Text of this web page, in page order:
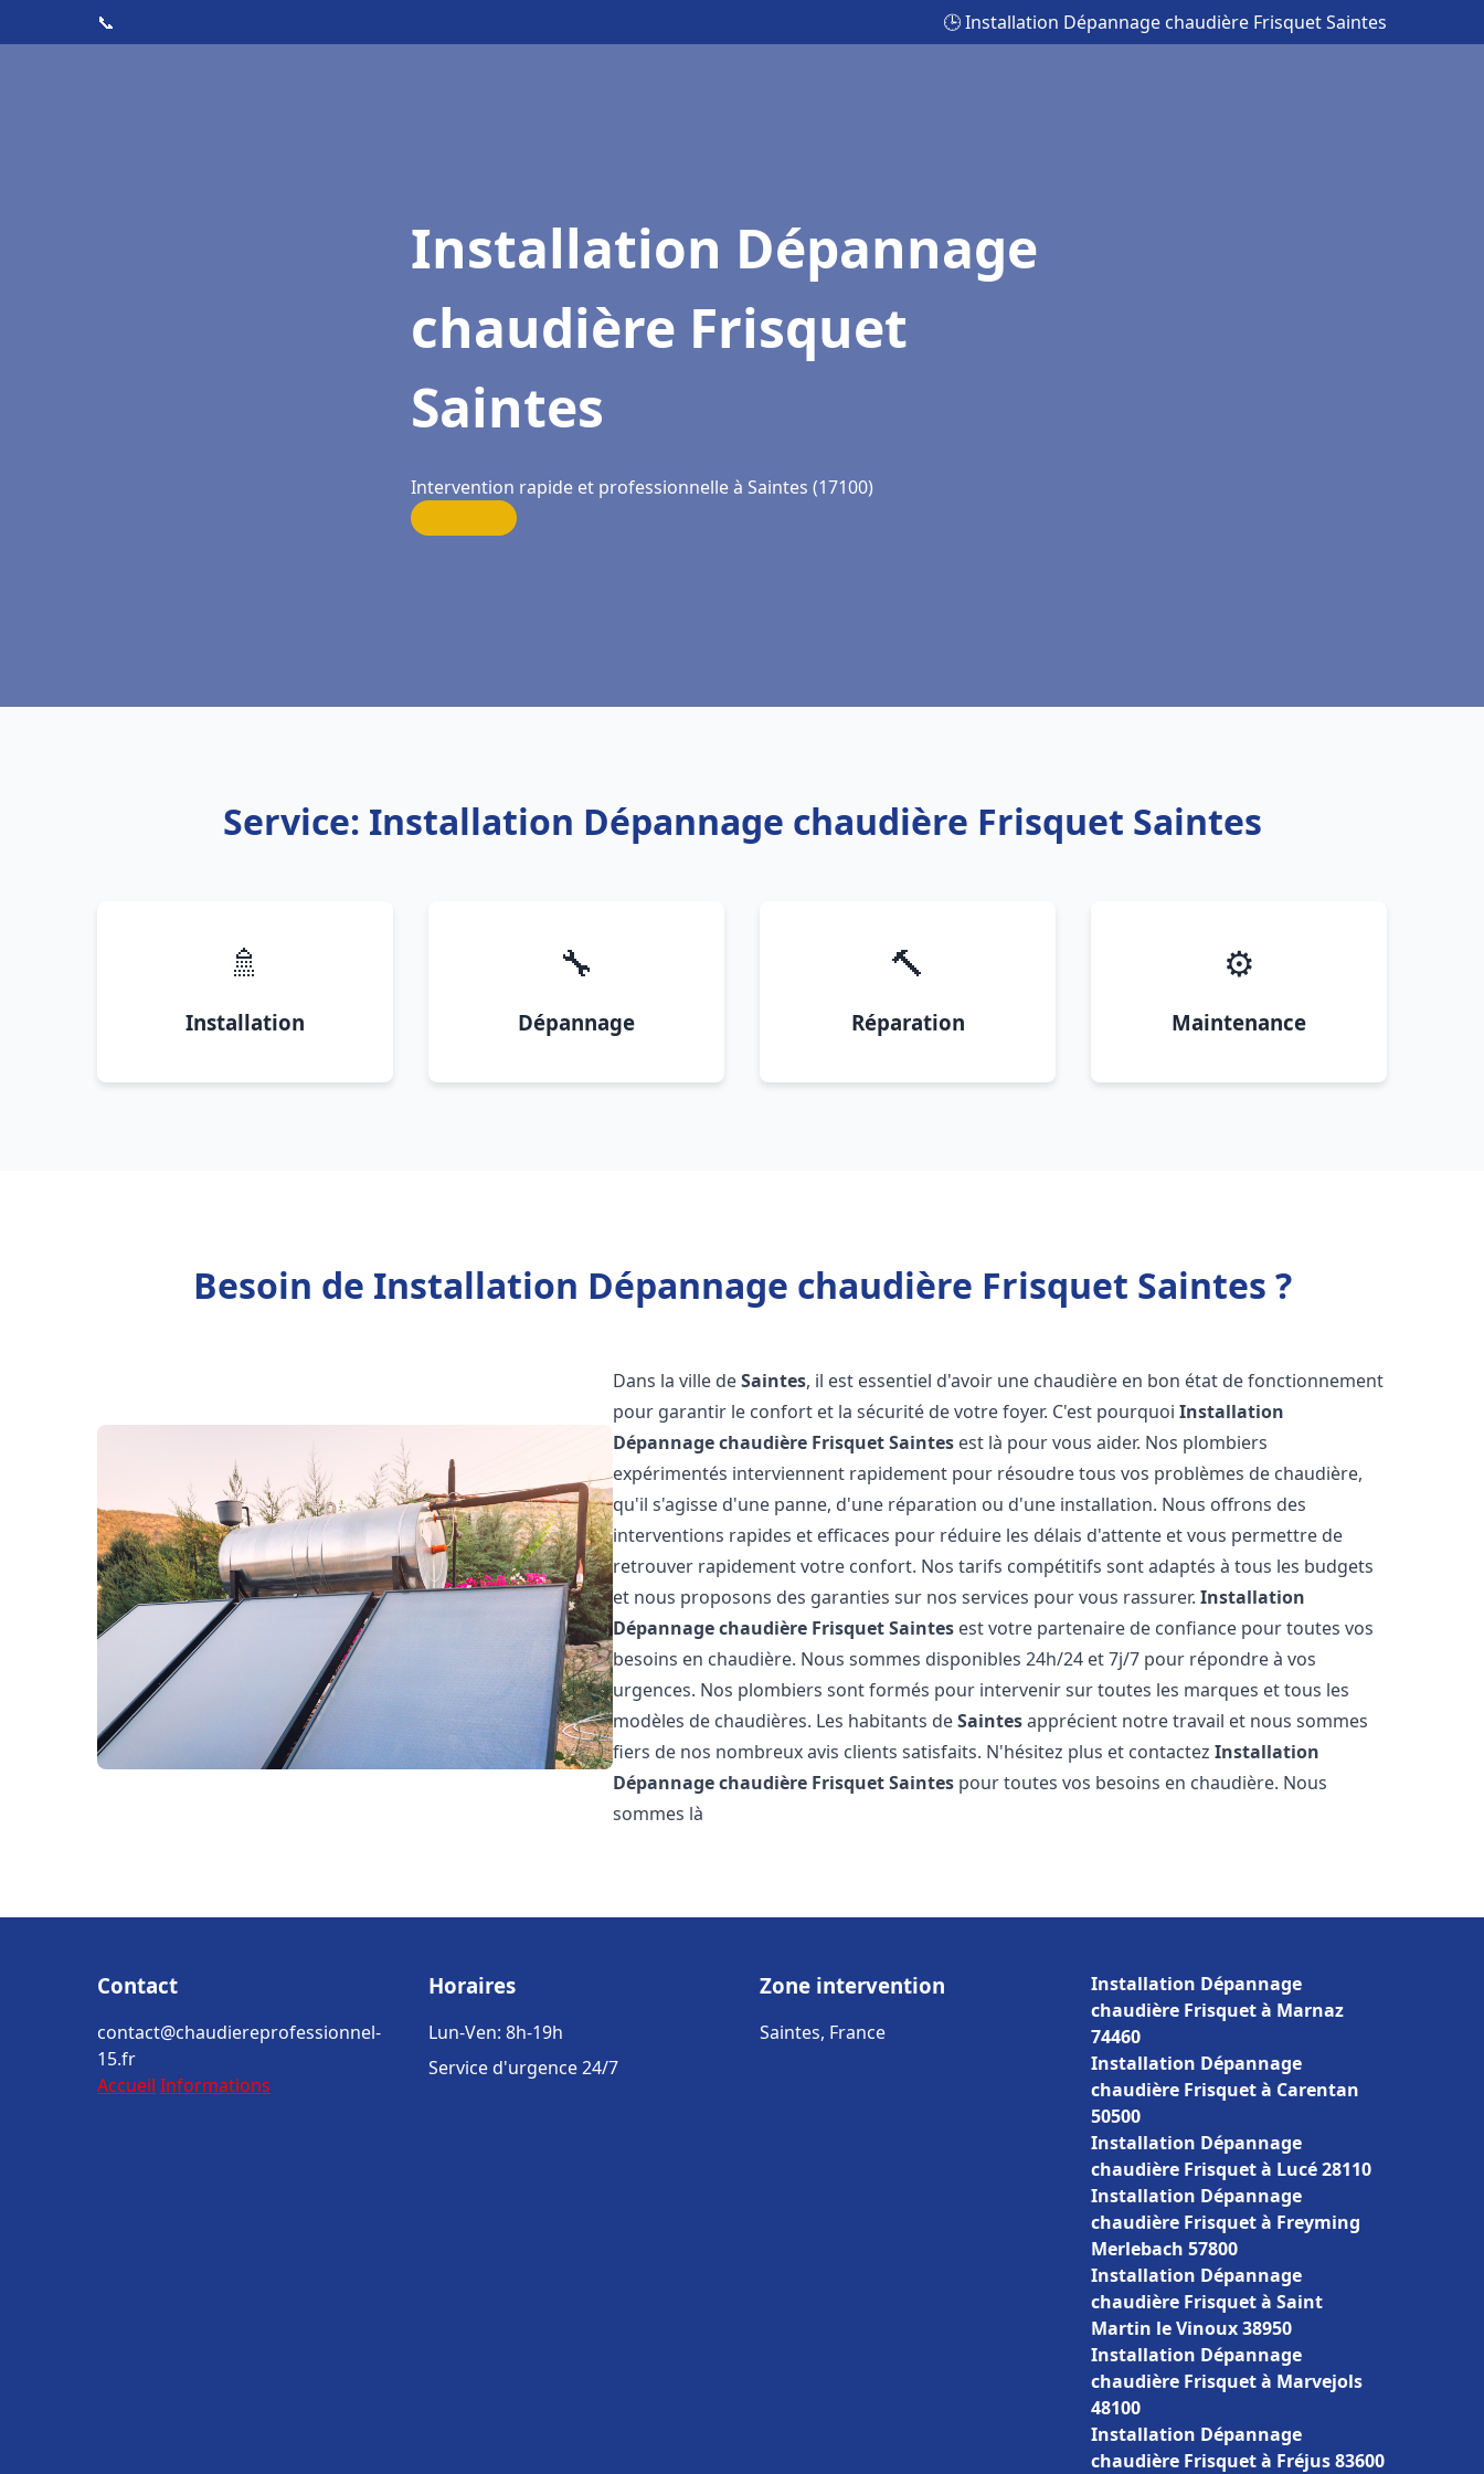
📞 🕒 Installation Dépannage chaudière Frisquet Saintes
Installation Dépannage
chaudière Frisquet
Saintes
Intervention rapide et professionnelle à Saintes (17100)
Service: Installation Dépannage chaudière Frisquet Saintes
🚿
Installation
🔧
Dépannage
🔨
Réparation
⚙️
Maintenance
Besoin de Installation Dépannage chaudière Frisquet Saintes ?
Dans la ville deSaintes, il est essentiel d'avoir une chaudière en bon état de fonctionnement
pour garantir le confort et la sécurité de votre foyer. C'est pourquoiInstallation
Dépannage chaudière FrisquetSaintes est là pour vous aider. Nos plombiers
expérimentés interviennent rapidement pour résoudre tous vos problèmes de chaudière,
qu'il s'agisse d'une panne, d'une réparation ou d'une installation. Nous offrons des
interventions rapides et efficaces pour réduire les délais d'attente et vous permettre de
retrouver rapidement votre confort. Nos tarifs compétitifs sont adaptés à tous les budgets
et nous proposons des garanties sur nos services pour vous rassurer.Installation
Dépannage chaudière FrisquetSaintes est votre partenaire de confiance pour toutes vos
besoins en chaudière. Nous sommes disponibles 24h/24 et 7j/7 pour répondre à vos
urgences. Nos plombiers sont formés pour intervenir sur toutes les marques et tous les
modèles de chaudières. Les habitants deSaintesapprécient notre travail et nous sommes
fiers de nos nombreux avis clients satisfaits. N'hésitez plus et contactezInstallation
Dépannage chaudière FrisquetSaintes pour toutes vos besoins en chaudière. Nous
sommes là
Contact
contact@chaudiereprofessionnel-
15.fr
Accueil Informations
Horaires
Lun-Ven: 8h-19h
Service d'urgence 24/7
Zone intervention
Saintes, France
Installation Dépannage
chaudière Frisquet à Marnaz
74460
Installation Dépannage
chaudière Frisquet à Carentan
50500
Installation Dépannage
chaudière Frisquet à Lucé 28110
Installation Dépannage
chaudière Frisquet à Freyming
Merlebach 57800
Installation Dépannage
chaudière Frisquet à Saint
Martin le Vinoux 38950
Installation Dépannage
chaudière Frisquet à Marvejols
48100
Installation Dépannage
chaudière Frisquet à Fréjus 83600